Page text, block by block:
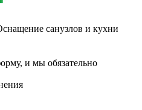
санузлов и кухни
и мы обязательно